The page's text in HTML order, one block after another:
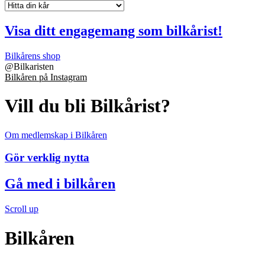
Visa ditt engagemang som bilkårist!
Bilkårens shop
@Bilkaristen
Bilkåren på Instagram
Vill du bli Bilkårist?
Om medlemskap i Bilkåren
Gör verklig nytta
Gå med i bilkåren
Scroll up
Bilkåren